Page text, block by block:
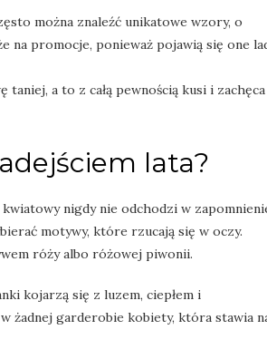
można znaleźć unikatowe wzory, o
na promocje, ponieważ pojawią się one
a to z całą pewnością kusi i zachęca
lata?
nigdy nie odchodzi w
motywy, które rzucają się w oczy.
róży albo różowej piwonii.
kojarzą się z luzem, ciepłem i
żadnej garderobie kobiety, która stawia